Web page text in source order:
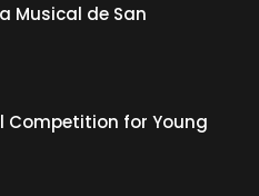
Musical de San
Competition for Young